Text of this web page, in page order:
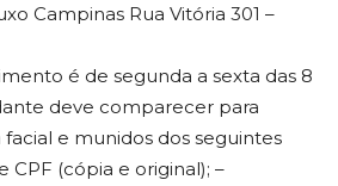
Campinas Rua Vitória 301 –
é de segunda a sexta das 8
deve comparecer para
e munidos dos seguintes
CPF (cópia e original); –